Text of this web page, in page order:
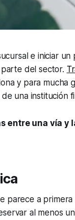
e iniciar un
del sector.
y para mucha
una institución
entre una vía y
parece a primera
al menos